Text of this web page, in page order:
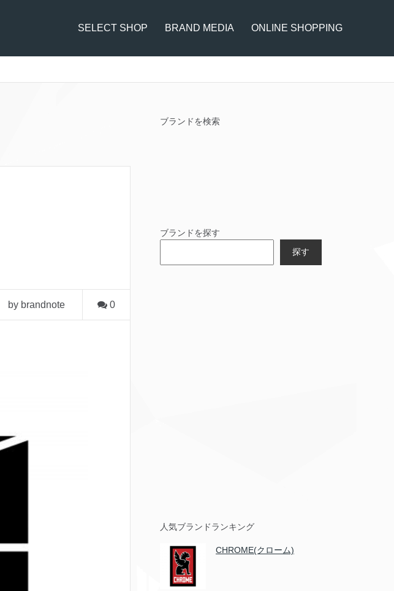
SELECT SHOP BRAND MEDIA ONLINE SHOPPING
by brandnote 0
ブランドを検索
ブランドを探す
探す
人気ブランドランキング
CHROME(クローム)